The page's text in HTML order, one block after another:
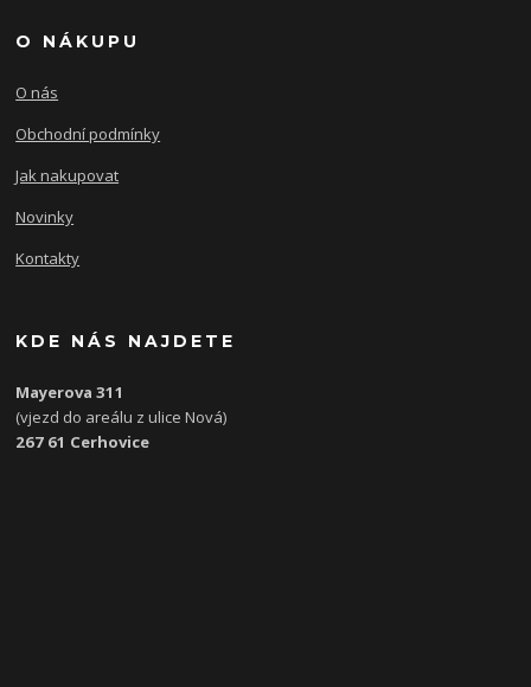
O NÁKUPU
O nás
Obchodní podmínky
Jak nakupovat
Novinky
Kontakty
KDE NÁS NAJDETE
Mayerova 311
(vjezd do areálu z ulice Nová)
267 61 Cerhovice